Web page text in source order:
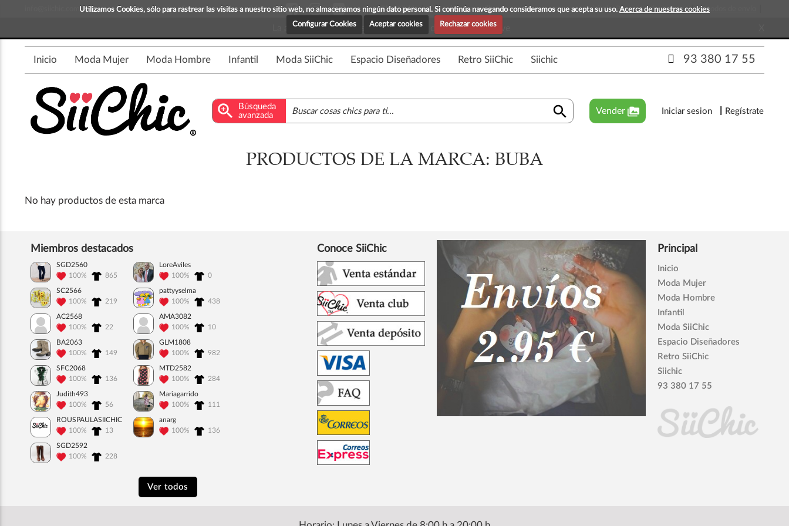
Utilizamos Cookies, sólo para rastrear las visitas a nuestro sitio web, no almacenamos ningún dato personal. Si continúa navegando consideramos que acepta su uso. Acerca de nuestras cookies
Configurar Cookies
Aceptar cookies Rechazar cookies
¡Compra y vende moda! Blog Siichic ¡Descubre maravillosas prendas que esperan tu visita! Preguntas frecuentes Métodos de envío
La app para android esta en fase beta, disponible en breve
Inicio Moda Mujer Moda Hombre Infantil Moda SiiChic Espacio Diseñadores Retro SiiChic Siichic 93 380 17 55
zoom_in
Búsqueda
avanzada
search Vender perm_media Iniciar sesion Regístrate
PRODUCTOS DE LA MARCA: BUBA
No hay productos de esta marca
Miembros destacados
SGD2560
100%
865
LoreAviles
100%
0
SC2566
100%
219
pattyyselma
100%
438
AC2568
100%
22
AMA3082
100%
10
BA2063
100%
149
GLM1808
100%
982
SFC2068
100%
136
MTD2582
100%
284
Judith493
100%
56
Mariagarrido
100%
111
ROUSPAULASIICHIC
100%
13
anarg
100%
136
SGD2592
100%
228
Ver todos
Conoce SiiChic Principal
Inicio
Moda Mujer
Moda Hombre
Infantil
Moda SiiChic
Espacio Diseñadores
Retro SiiChic
Siichic
93 380 17 55